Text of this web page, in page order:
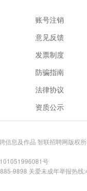
账号注销
意见反馈
发票制度
防骗指南
法律协议
资质公示
信息及作品 智联招聘网版权
号
9898 关爱未成年举报热线